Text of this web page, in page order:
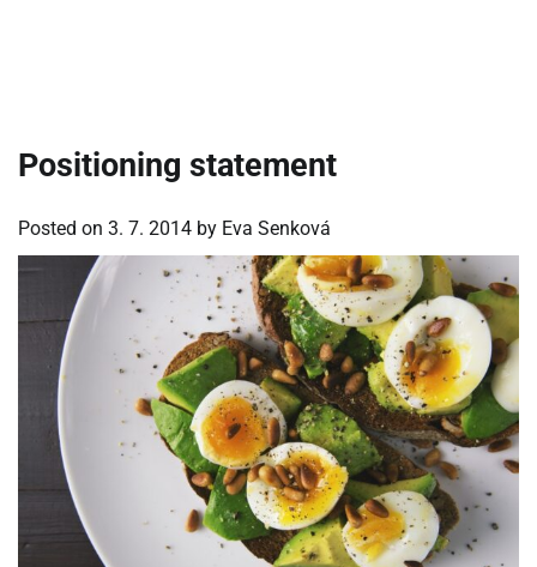
Positioning statement
Posted on 3. 7. 2014 by Eva Senková